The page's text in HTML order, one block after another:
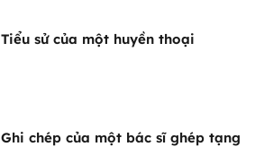
Tiểu sử của một huyền thoại
Ghi chép của một bác sĩ ghép tạng